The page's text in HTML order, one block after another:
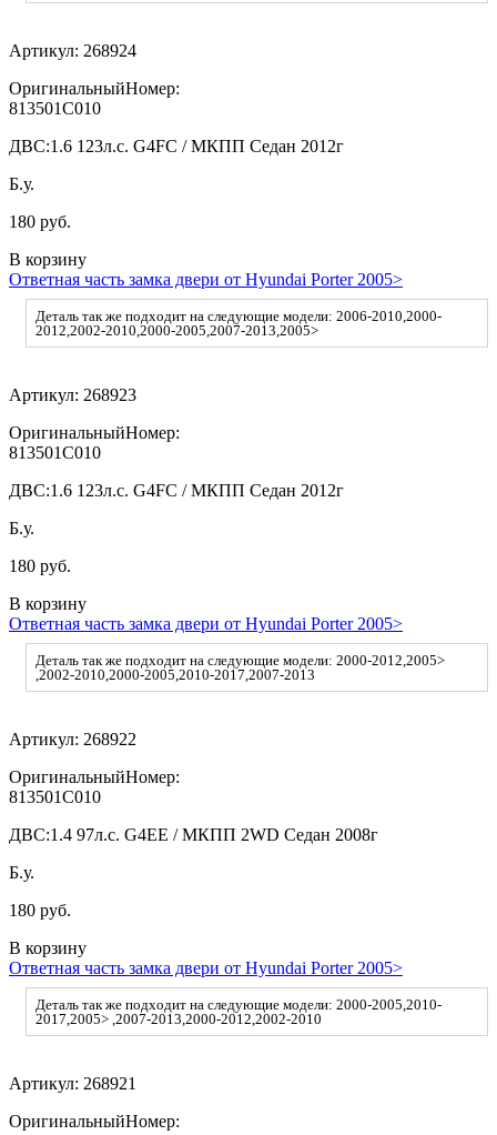
Артикул: 268924
ОригинальныйНомер:
813501C010
ДВС:1.6 123л.с. G4FC / МКПП Седан 2012г
Б.у.
180 руб.
В корзину
Ответная часть замка двери от Hyundai Porter 2005>
Деталь так же подходит на следующие модели: 2006-2010,2000-
2012,2002-2010,2000-2005,2007-2013,2005>
Артикул: 268923
ОригинальныйНомер:
813501C010
ДВС:1.6 123л.с. G4FC / МКПП Седан 2012г
Б.у.
180 руб.
В корзину
Ответная часть замка двери от Hyundai Porter 2005>
Деталь так же подходит на следующие модели: 2000-2012,2005>
,2002-2010,2000-2005,2010-2017,2007-2013
Артикул: 268922
ОригинальныйНомер:
813501C010
ДВС:1.4 97л.с. G4EE / МКПП 2WD Седан 2008г
Б.у.
180 руб.
В корзину
Ответная часть замка двери от Hyundai Porter 2005>
Деталь так же подходит на следующие модели: 2000-2005,2010-
2017,2005> ,2007-2013,2000-2012,2002-2010
Артикул: 268921
ОригинальныйНомер: